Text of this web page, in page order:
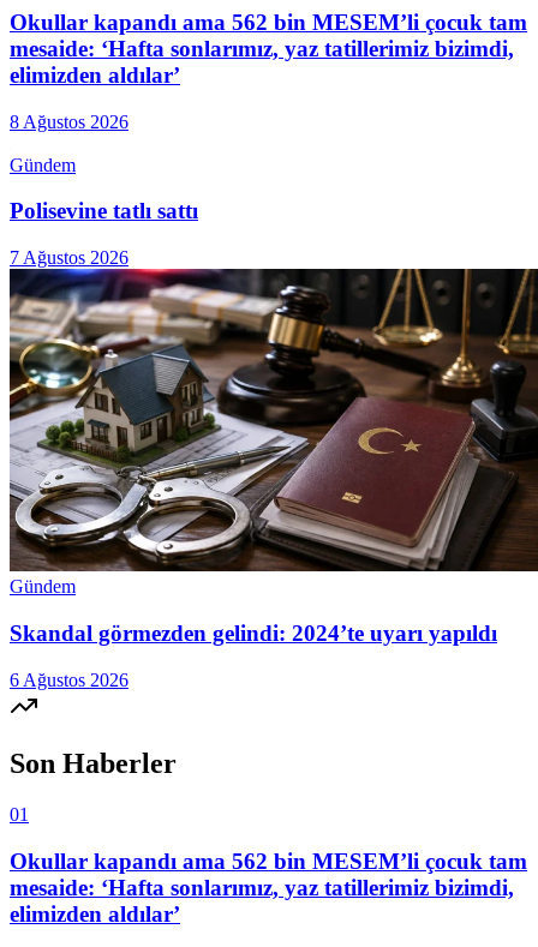
Okullar kapandı ama 562 bin MESEM’li çocuk tam
mesaide: ‘Hafta sonlarımız, yaz tatillerimiz bizimdi,
elimizden aldılar’
8 Ağustos 2026
Gündem
Polisevine tatlı sattı
7 Ağustos 2026
Gündem
Skandal görmezden gelindi: 2024’te uyarı yapıldı
6 Ağustos 2026
Son Haberler
01
Okullar kapandı ama 562 bin MESEM’li çocuk tam
mesaide: ‘Hafta sonlarımız, yaz tatillerimiz bizimdi,
elimizden aldılar’